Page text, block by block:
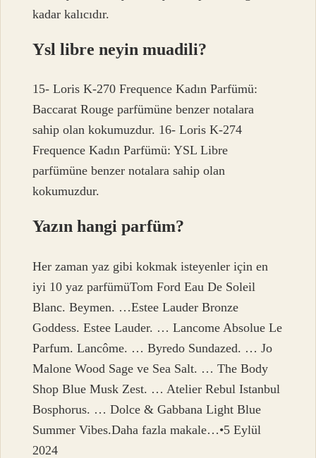
kadar kalıcıdır.
Ysl libre neyin muadili?
15- Loris K-270 Frequence Kadın Parfümü:
Baccarat Rouge parfümüne benzer notalara
sahip olan kokumuzdur. 16- Loris K-274
Frequence Kadın Parfümü: YSL Libre
parfümüne benzer notalara sahip olan
kokumuzdur.
Yazın hangi parfüm?
Her zaman yaz gibi kokmak isteyenler için en
iyi 10 yaz parfümüTom Ford Eau De Soleil
Blanc. Beymen. …Estee Lauder Bronze
Goddess. Estee Lauder. … Lancome Absolue Le
Parfum. Lancôme. … Byredo Sundazed. … Jo
Malone Wood Sage ve Sea Salt. … The Body
Shop Blue Musk Zest. … Atelier Rebul Istanbul
Bosphorus. … Dolce & Gabbana Light Blue
Summer Vibes.Daha fazla makale…•5 Eylül
2024